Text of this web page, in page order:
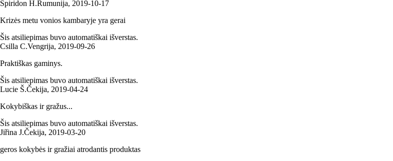
Spiridon H.Rumunija, 2019‑10‑17
Krizės metu vonios kambaryje yra gerai
Šis atsiliepimas buvo automatiškai išverstas.
Csilla C.Vengrija, 2019‑09‑26
Praktiškas gaminys.
Šis atsiliepimas buvo automatiškai išverstas.
Lucie Š.Čekija, 2019‑04‑24
Kokybiškas ir gražus...
Šis atsiliepimas buvo automatiškai išverstas.
Jiřina J.Čekija, 2019‑03‑20
geros kokybės ir gražiai atrodantis produktas